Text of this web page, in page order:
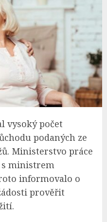
vysoký počet
podaných ze
Ministerstvo práce
s ministrem
informovalo o
prověřit